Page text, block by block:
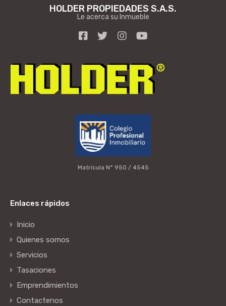
HOLDER PROPIEDADES S.A.S.
Le acerca su Inmueble
Matrícula N° 950 / 4545
Enlaces rápidos
Inicio
Quienes somos
Servicios
Tasaciones
Emprendimientos
Contactenos